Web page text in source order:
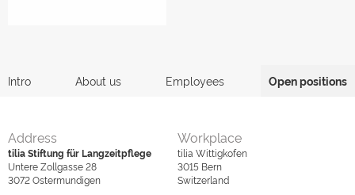
Intro About us Employees Open positions
Address
tilia Stiftung für Langzeitpflege
Untere Zollgasse 28
3072Ostermundigen
Workplace
tilia Wittigkofen
3015 Bern
Switzerland